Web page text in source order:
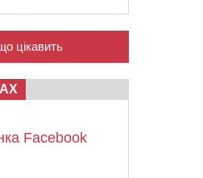
цікавить
Facebook